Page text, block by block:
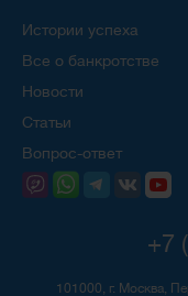
Истории успеха
Все о банкротстве
Новости
Статьи
Вопрос-ответ
+7
101000, г. Москва,